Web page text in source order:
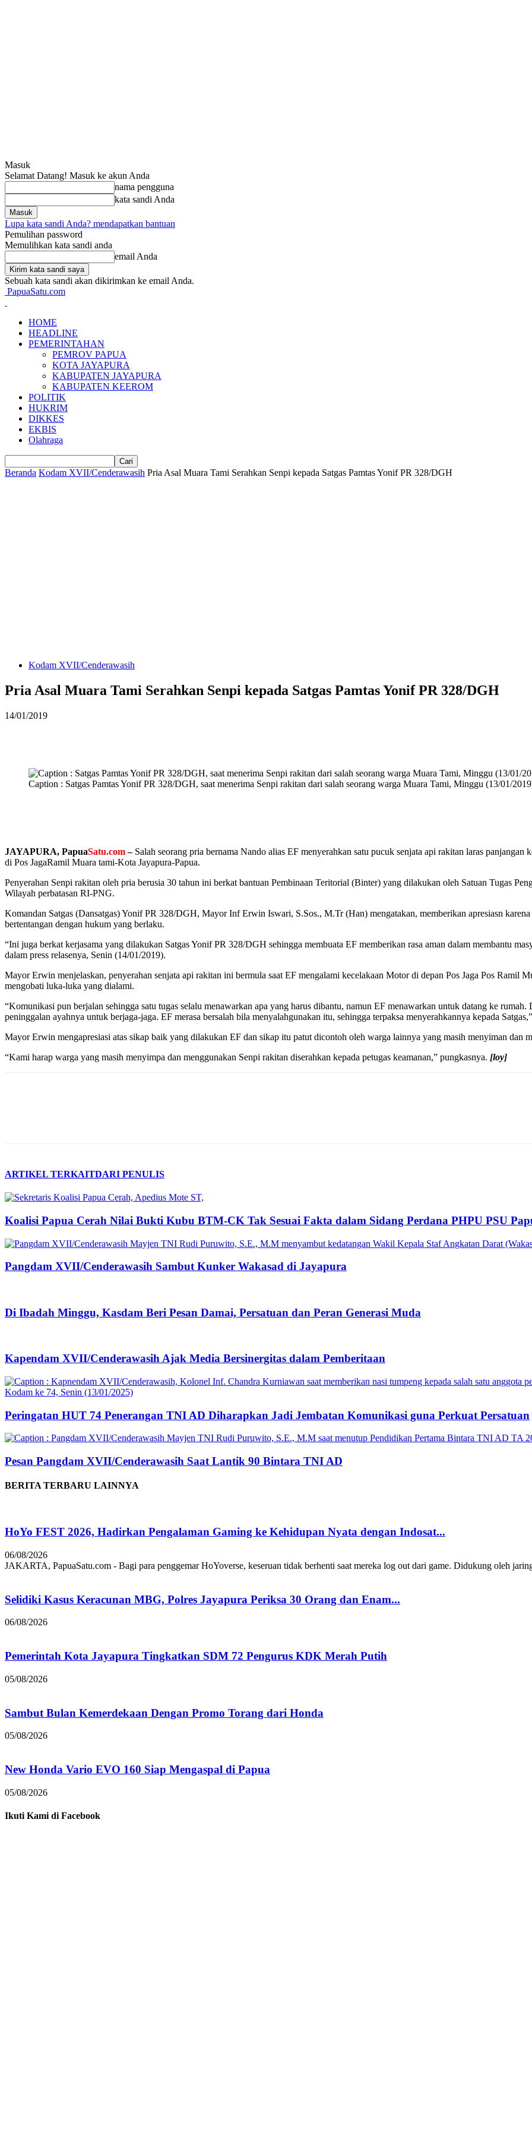
Masuk
Selamat Datang! Masuk ke akun Anda
nama pengguna
kata sandi Anda
Lupa kata sandi Anda? mendapatkan bantuan
Pemulihan password
Memulihkan kata sandi anda
email Anda
Sebuah kata sandi akan dikirimkan ke email Anda.
PapuaSatu.com
HOME
HEADLINE
PEMERINTAHAN
PEMROV PAPUA
KOTA JAYAPURA
KABUPATEN JAYAPURA
KABUPATEN KEEROM
POLITIK
HUKRIM
DIKKES
EKBIS
Olahraga
Beranda Kodam XVII/Cenderawasih Pria Asal Muara Tami Serahkan Senpi kepada Satgas Pamtas Yonif PR 328/DGH
Kodam XVII/Cenderawasih
Pria Asal Muara Tami Serahkan Senpi kepada Satgas Pamtas Yonif PR 328/DGH
14/01/2019
Caption : Satgas Pamtas Yonif PR 328/DGH, saat menerima Senpi rakitan dari salah seorang warga Muara Tami, Minggu (13/01/
JAYAPURA, PapuaSatu.com– Salah seorang pria bernama Nando alias EF menyerahkan satu pucuk senjata api rakitan laras
di Pos JagaRamil Muara tami-Kota Jayapura-Papua.
Penyerahan Senpi rakitan oleh pria berusia 30 tahun ini berkat bantuan Pembinaan Teritorial (Binter) yang dilakukan oleh Satuan Tugas
Wilayah perbatasan RI-PNG.
Komandan Satgas (Dansatgas) Yonif PR 328/DGH, Mayor Inf Erwin Iswari, S.Sos., M.Tr (Han) mengatakan, memberikan apresiasn
bertentangan dengan hukum yang berlaku.
“Ini juga berkat kerjasama yang dilakukan Satgas Yonif PR 328/DGH sehingga membuata EF memberikan rasa aman dalam membantu
dalam press relasenya, Senin (14/01/2019).
Mayor Erwin menjelaskan, penyerahan senjata api rakitan ini bermula saat EF mengalami kecelakaan Motor di depan Pos Jaga Pos Ramil
mengobati luka-luka yang dialami.
“Komunikasi pun berjalan sehingga satu tugas selalu menawarkan apa yang harus dibantu, namun EF menawarkan untuk datang ke
peninggalan ayahnya untuk berjaga-jaga. EF merasa bersalah bila menyalahgunakan itu, sehingga terpaksa menyerahkannya kepada
Mayor Erwin mengapresiasi atas sikap baik yang dilakukan EF dan sikap itu patut dicontoh oleh warga lainnya yang masih menyiman dan
“Kami harap warga yang masih menyimpa dan menggunakan Senpi rakitan diserahkan kepada petugas keamanan,” pungkasnya. [loy]
ARTIKEL TERKAITDARI PENULIS
Koalisi Papua Cerah Nilai Bukti Kubu BTM-CK Tak Sesuai Fakta dalam Sidang Perdana PHPU PSU
Pangdam XVII/Cenderawasih Sambut Kunker Wakasad di Jayapura
Di Ibadah Minggu, Kasdam Beri Pesan Damai, Persatuan dan Peran Generasi Muda
Kapendam XVII/Cenderawasih Ajak Media Bersinergitas dalam Pemberitaan
Peringatan HUT 74 Penerangan TNI AD Diharapkan Jadi Jembatan Komunikasi guna Perkuat Persatuan
Pesan Pangdam XVII/Cenderawasih Saat Lantik 90 Bintara TNI AD
BERITA TERBARU LAINNYA
HoYo FEST 2026, Hadirkan Pengalaman Gaming ke Kehidupan Nyata dengan Indosat...
06/08/2026
JAKARTA, PapuaSatu.com - Bagi para penggemar HoYoverse, keseruan tidak berhenti saat mereka log out dari game. Didukung oleh
Selidiki Kasus Keracunan MBG, Polres Jayapura Periksa 30 Orang dan Enam...
06/08/2026
Pemerintah Kota Jayapura Tingkatkan SDM 72 Pengurus KDK Merah Putih
05/08/2026
Sambut Bulan Kemerdekaan Dengan Promo Torang dari Honda
05/08/2026
New Honda Vario EVO 160 Siap Mengaspal di Papua
05/08/2026
Ikuti Kami di Facebook